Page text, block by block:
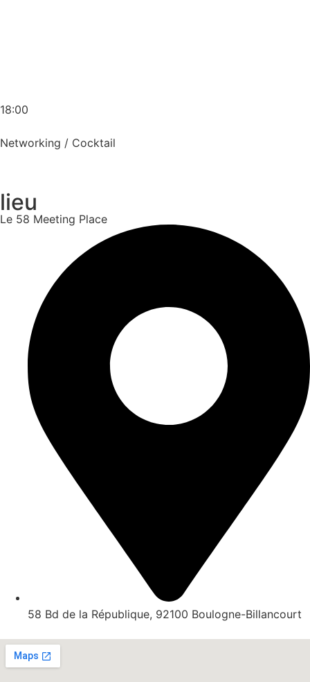
18:00
Networking / Cocktail
lieu
Le 58 Meeting Place
58 Bd de la République, 92100 Boulogne-Billancourt